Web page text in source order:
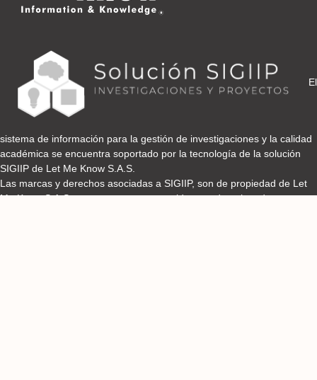
El
sistema de información para la gestión de investigaciones y la calidad
académica se encuentra soportado por la tecnología de la solución
SIGIIP de Let Me Know S.A.S.
Las marcas y derechos asociadas a SIGIIP, son de propiedad de Let
Me Know S.A.S y se encuentran protegidos por derechos de autor e